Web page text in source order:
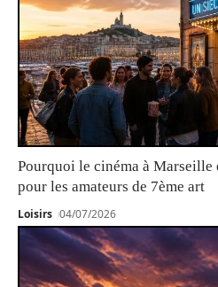
Pourquoi le cinéma à Marseille
pour les amateurs de 7ème art
Loisirs 04/07/2026